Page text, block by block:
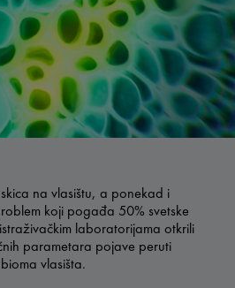
na vlasištu, a ponekad i
koji pogađa 50% svetske
laboratorijama otkrili
parametara pojave peruti
vlasišta.